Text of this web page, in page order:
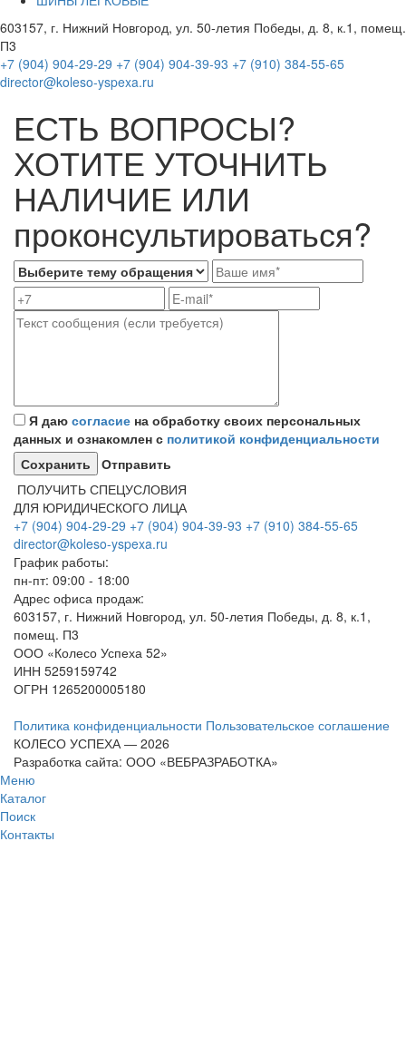
603157, г. Нижний Новгород, ул. 50-летия Победы, д. 8, к.1, помещ.
П3
+7 (904) 904-29-29 +7 (904) 904-39-93 +7 (910) 384-55-65
director@koleso-yspexa.ru
ЕСТЬ ВОПРОСЫ?
ХОТИТЕ УТОЧНИТЬ
НАЛИЧИЕ ИЛИ
проконсультироваться?
Я даю согласие на обработку своих персональных
данных и ознакомлен с политикой конфиденциальности
Отправить
ПОЛУЧИТЬ СПЕЦУСЛОВИЯ
ДЛЯ ЮРИДИЧЕСКОГО ЛИЦА
+7 (904) 904-29-29 +7 (904) 904-39-93 +7 (910) 384-55-65
director@koleso-yspexa.ru
График работы:
пн-пт: 09:00 - 18:00
Адрес офиса продаж:
603157, г. Нижний Новгород, ул. 50-летия Победы, д. 8, к.1,
помещ. П3
ООО «Колесо Успеха 52»
ИНН 5259159742
ОГРН 1265200005180
Политика конфиденциальности Пользовательское соглашение
КОЛЕСО УСПЕХА ― 2026
Разработка сайта: ООО «ВЕБРАЗРАБОТКА»
Меню
Каталог
Поиск
Контакты